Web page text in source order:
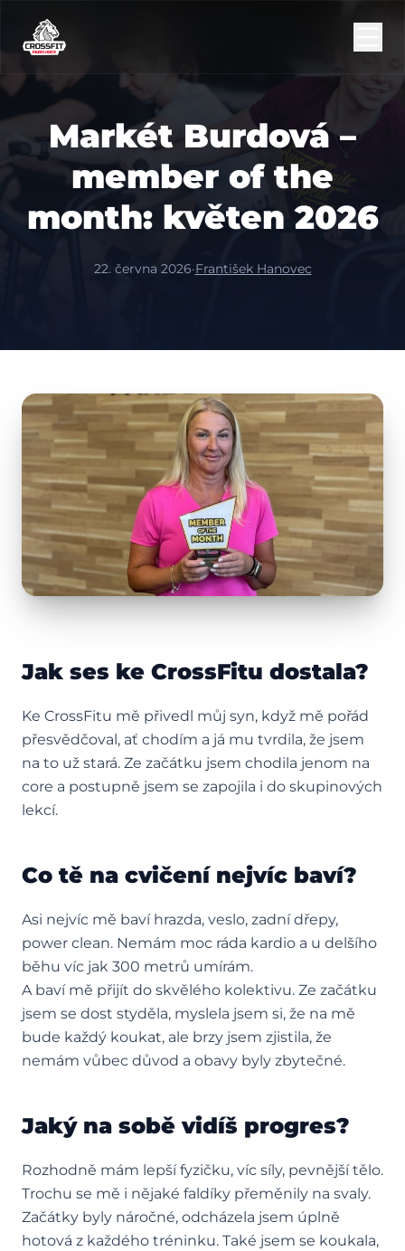
Markét Burdová –
member of the
month: květen 2026
22. června 2026·František Hanovec
Jak ses ke CrossFitu dostala?
Ke CrossFitu mě přivedl můj syn, když mě pořád
přesvědčoval, ať chodím a já mu tvrdila, že jsem
na to už stará. Ze začátku jsem chodila jenom na
core a postupně jsem se zapojila i do skupinových
lekcí.
Co tě na cvičení nejvíc baví?
Asi nejvíc mě baví hrazda, veslo, zadní dřepy,
power clean. Nemám moc ráda kardio a u delšího
běhu víc jak 300 metrů umírám.
A baví mě přijít do skvělého kolektivu. Ze začátku
jsem se dost styděla, myslela jsem si, že na mě
bude každý koukat, ale brzy jsem zjistila, že
nemám vůbec důvod a obavy byly zbytečné.
Jaký na sobě vidíš progres?
Rozhodně mám lepší fyzičku, víc síly, pevnější tělo.
Trochu se mě i nějaké faldíky přeměnily na svaly.
Začátky byly náročné, odcházela jsem úplně
hotová z každého tréninku. Také jsem se koukala,